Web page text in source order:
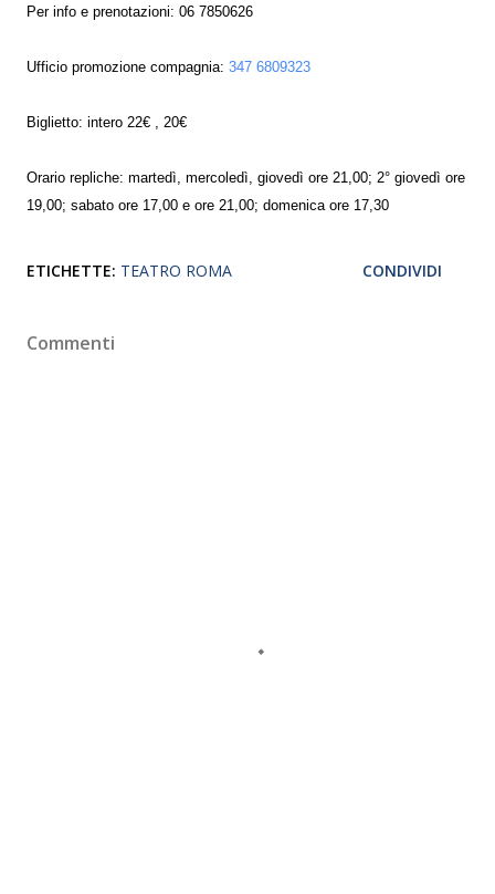
Per info e prenotazioni: 06 7850626
Ufficio promozione compagnia: 347 6809323
Biglietto: intero 22€ , 20€
Orario repliche: martedì, mercoledì, giovedì ore 21,00; 2° giovedì ore
19,00; sabato ore 17,00 e ore 21,00; domenica ore 17,30
ETICHETTE: TEATRO ROMA CONDIVIDI
Commenti